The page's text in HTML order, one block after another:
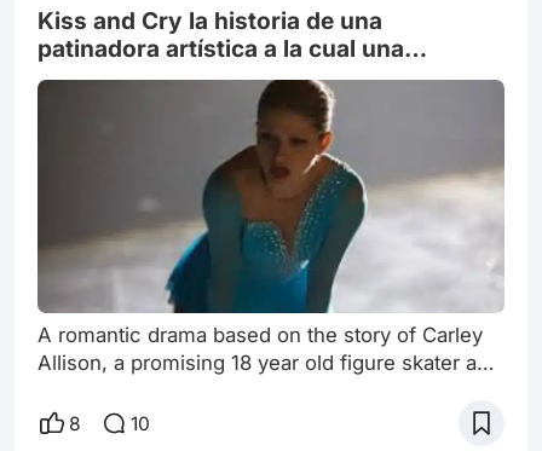
Moriarty, Helen Hunt, William Hurt y
Kiss and Cry la historia de una
patinadora artística a la cual una
enfermedad le cambia la vida
A romantic drama based on the story of Carley
Allison, a promising 18 year old figure skater and
against a rare 1 in 3.5 billion type of melanoma.
8 10